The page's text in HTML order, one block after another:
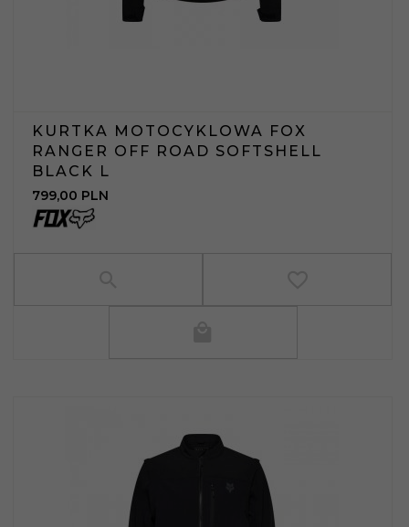
KURTKA MOTOCYKLOWA FOX
RANGER OFF ROAD SOFTSHELL
BLACK L
799,00 PLN